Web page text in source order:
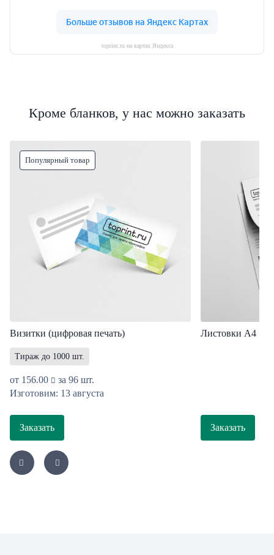
toprint.ru на картах Яндекса
Кроме бланков, у нас можно заказать
Популярный товар
Визитки (цифровая печать)
Тираж до 1000 шт.
от 156.00
за 96 шт.
Изготовим: 13 августа
Заказать
Листовки A4
Заказать